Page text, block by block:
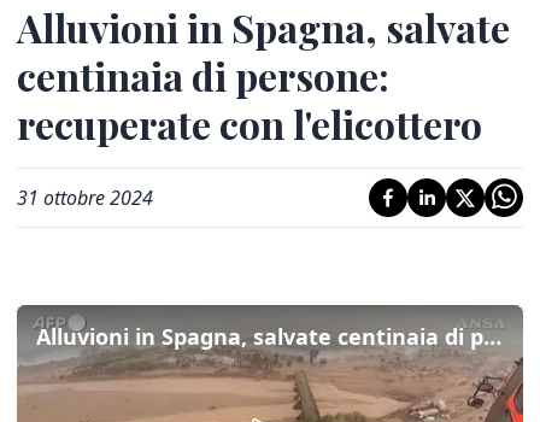
Alluvioni in Spagna, salvate
centinaia di persone:
recuperate con l'elicottero
31 ottobre 2024
Alluvioni in Spagna, salvate centinaia di persone: recuperate con l'elicottero